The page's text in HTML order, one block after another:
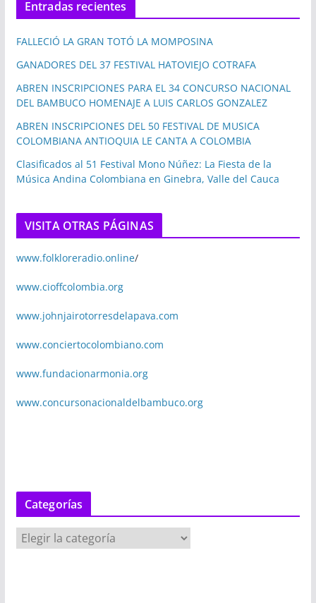
Entradas recientes
FALLECIÓ LA GRAN TOTÓ LA MOMPOSINA
GANADORES DEL 37 FESTIVAL HATOVIEJO COTRAFA
ABREN INSCRIPCIONES PARA EL 34 CONCURSO NACIONAL
DEL BAMBUCO HOMENAJE A LUIS CARLOS GONZALEZ
ABREN INSCRIPCIONES DEL 50 FESTIVAL DE MUSICA
COLOMBIANA ANTIOQUIA LE CANTA A COLOMBIA
Clasificados al 51 Festival Mono Núñez: La Fiesta de la
Música Andina Colombiana en Ginebra, Valle del Cauca
VISITA OTRAS PÁGINAS
www.folkloreradio.online/
www.cioffcolombia.org
www.johnjairotorresdelapava.com
www.conciertocolombiano.com
www.fundacionarmonia.org
www.concursonacionaldelbambuco.org
Categorías